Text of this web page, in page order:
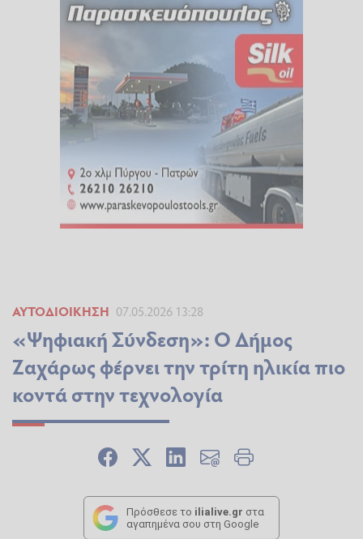
ΑΥΤΟΔΙΟΊΚΗΣΗ 07.05.2026 13:28
«Ψηφιακή Σύνδεση»: Ο Δήμος
Ζαχάρως φέρνει την τρίτη ηλικία πιο
κοντά στην τεχνολογία
Πρόσθεσε το ilialive.gr στα
αγαπημένα σου στη Google